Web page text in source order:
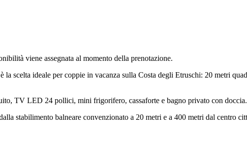
viene assegnata al momento della prenotazione.
la scelta ideale per coppie in vacanza sulla Costa degli Etruschi: 20 metri
TV LED 24 pollici, mini frigorifero, cassaforte e bagno privato con
stabilimento balneare convenzionato a 20 metri e a 400 metri dal centro